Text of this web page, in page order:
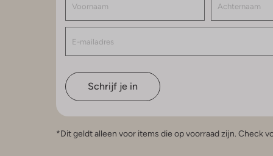
Schrijf je in
*Dit geldt alleen voor items die op voorraad zijn. Check